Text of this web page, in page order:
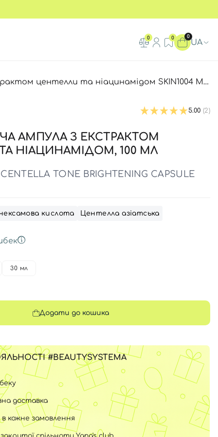
0 0 0
UA
SKIN1004 Madagascar Centella Tone Brightening Capsule Ampoule
5.00 (2)
АМПУЛА З ЕКСТРАКТОМ
НІАЦИНАМІДОМ, 100 МЛ
TONE BRIGHTENING CAPSULE
кислота Центелла азіатська
30 мл
Додати до кошика
#BEAUTYSYSTEMA
доставка
кожне замовлення
спільноти Yana's club